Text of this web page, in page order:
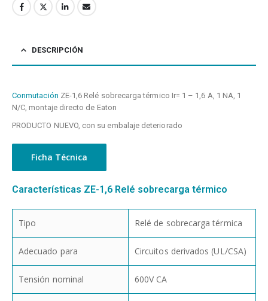
DESCRIPCIÓN
Conmutación ZE-1,6 Relé sobrecarga térmico Ir= 1 – 1,6 A, 1 NA, 1
N/C, montaje directo de Eaton
PRODUCTO NUEVO, con su embalaje deteriorado
Ficha Técnica
Características ZE-1,6 Relé sobrecarga térmico
Tipo Relé de sobrecarga térmica
Adecuado para Circuitos derivados (UL/CSA)
Tensión nominal 600V CA